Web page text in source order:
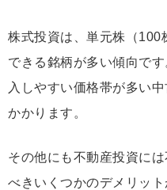
株式投資は、単元株（100
できる銘柄が多い傾向で
入しやすい価格帯が多い
かかります。
その他にも不動産投資に
べきいくつかのデメリッ